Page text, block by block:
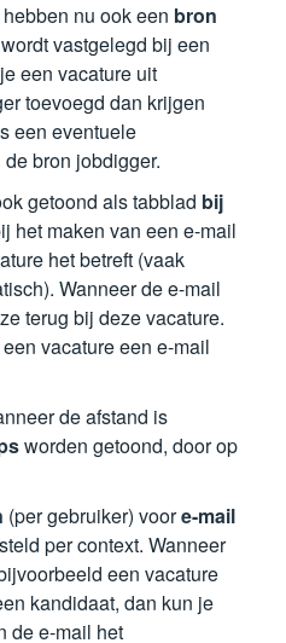
hebben nu ook een bron
vastgelegd bij een
een vacature uit
toevoegd dan krijgen
een eventuele
bron jobdigger.
getoond als tabblad bij
het maken van een e-mail
het betreft (vaak
Wanneer de e-mail
terug bij deze vacature.
vacature een e-mail
de afstand is
worden getoond, door op
(per gebruiker) voore-mail
per context. Wanneer
een vacature
kandidaat, dan kun je
de e-mail het